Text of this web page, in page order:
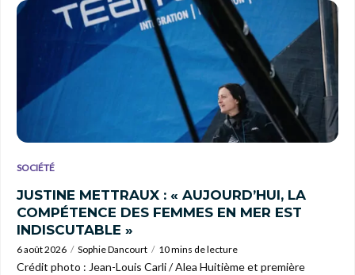
SOCIÉTÉ
JUSTINE METTRAUX : « AUJOURD’HUI, LA
COMPÉTENCE DES FEMMES EN MER EST
INDISCUTABLE »
6 août 2026 Sophie Dancourt 10 mins de lecture
Crédit photo : Jean-Louis Carli / Alea Huitième et première